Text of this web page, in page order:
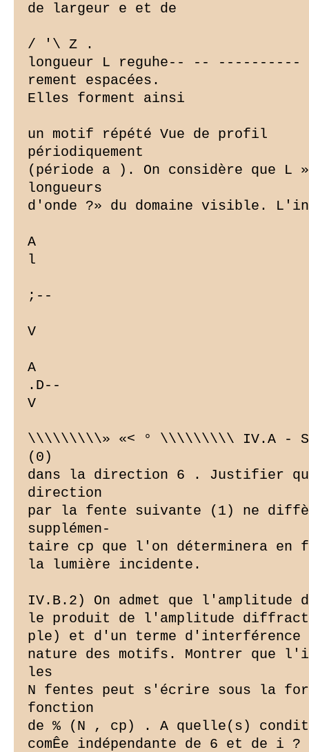
de largeur e et de
/ '\ Z .
longueur L reguhe-- -- ----------
rement espacées.
Elles forment ainsi
un motif répété Vue de profil
périodiquement
(période a ). On considère que
longueurs
d'onde ?» du domaine visible.
A
l
;--
V
A
.D--
V
\\\\\\\\\» «< ° \\\\\\\\\ IV.A - Seuls
(0)
dans la direction 6 . Justifier
direction
par la fente suivante (1) ne
supplémen-
taire cp que l'on déterminera
la lumière incidente.
IV.B.2) On admet que
le produit de l'amplitude
ple) et d'un terme d'interférence
nature des motifs. Montrer
les
N fentes peut s'écrire sous la
fonction
de % (N , cp) . A quelle(s)
comÊe indépendante de 6 et de i